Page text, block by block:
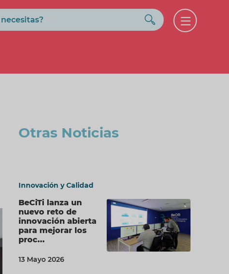
Buscar
Open
Otras Noticias
Innovación y Calidad
BeCiTi lanza un
nuevo reto de
innovación abierta
para mejorar los
proc...
13 Mayo 2026